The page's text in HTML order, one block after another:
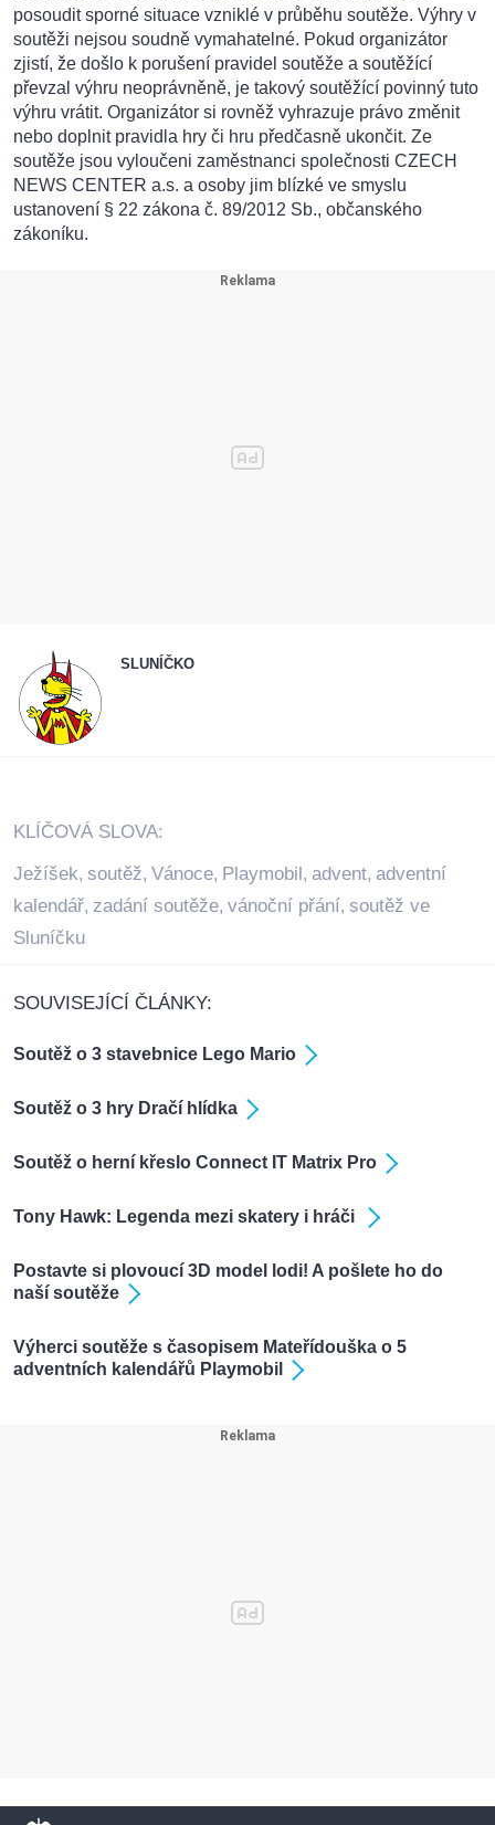
posoudit sporné situace vzniklé v průběhu soutěže. Výhry v
soutěži nejsou soudně vymahatelné. Pokud organizátor
zjistí, že došlo k porušení pravidel soutěže a soutěžící
převzal výhru neoprávněně, je takový soutěžící povinný tuto
výhru vrátit. Organizátor si rovněž vyhrazuje právo změnit
nebo doplnit pravidla hry či hru předčasně ukončit. Ze
soutěže jsou vyloučeni zaměstnanci společnosti CZECH
NEWS CENTER a.s. a osoby jim blízké ve smyslu
ustanovení § 22 zákona č. 89/2012 Sb., občanského
zákoníku.
SLUNÍČKO
KLÍČOVÁ SLOVA:
Ježíšek, soutěž, Vánoce, Playmobil, advent, adventní
kalendář, zadání soutěže, vánoční přání, soutěž ve
Sluníčku
SOUVISEJÍCÍ ČLÁNKY:
Soutěž o 3 stavebnice Lego Mario
Soutěž o 3 hry Dračí hlídka
Soutěž o herní křeslo Connect IT Matrix Pro
Tony Hawk: Legenda mezi skatery i hráči
Postavte si plovoucí 3D model lodi! A pošlete ho do
naší soutěže
Výherci soutěže s časopisem Mateřídouška o 5
adventních kalendářů Playmobil